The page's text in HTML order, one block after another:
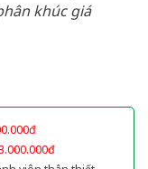
khúc giá